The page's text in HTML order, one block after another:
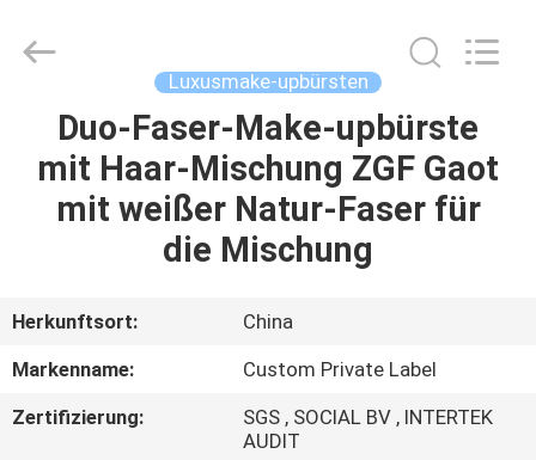
HAUS
PRODUKTE
UNS
AUSFLUG
Luxusmake-upbürsten
Duo-Faser-Make-upbürste
mit Haar-Mischung ZGF Gaot
mit weißer Natur-Faser für
die Mischung
Herkunftsort:
China
Markenname:
Custom Private Label
Zertifizierung:
SGS , SOCIAL BV , INTERTEK
AUDIT